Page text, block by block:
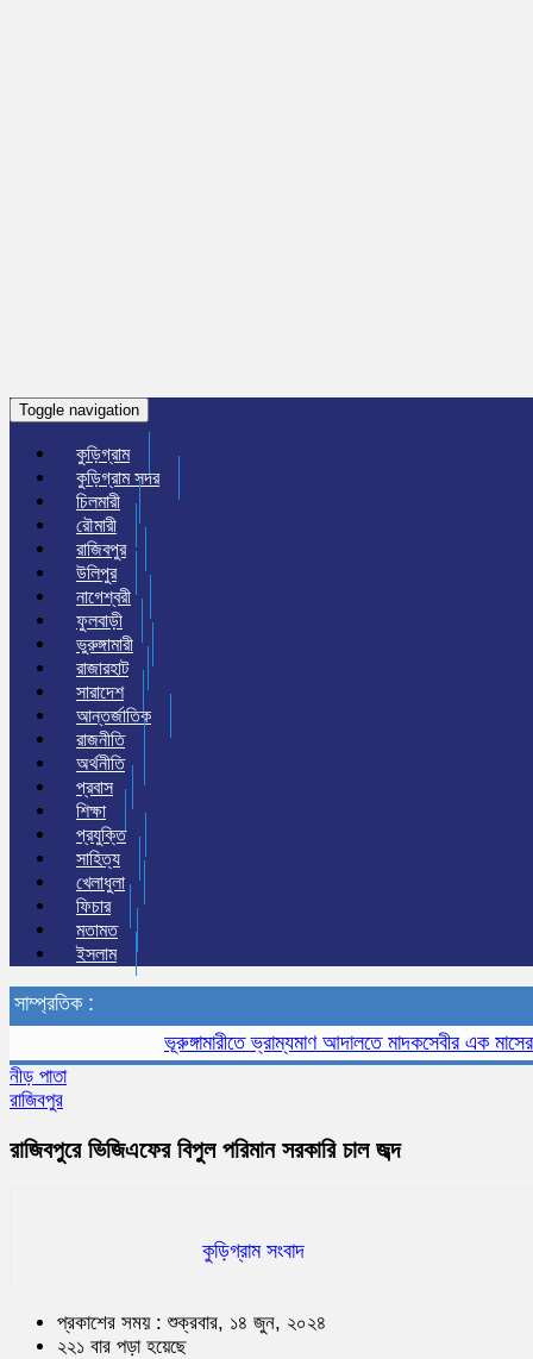
Toggle navigation
কুড়িগ্রাম
কুড়িগ্রাম সদর
চিলমারী
রৌমারী
রাজিবপুর
উলিপুর
নাগেশ্বরী
ফুলবাড়ী
ভুরুঙ্গামারী
রাজারহাট
সারাদেশ
আন্তর্জাতিক
রাজনীতি
অর্থনীতি
প্রবাস
শিক্ষা
প্রযুক্তি
সাহিত্য
খেলাধুলা
ফিচার
মতামত
ইসলাম
সাম্প্রতিক :
ভূরুঙ্গামারীতে ভ্রাম্যমাণ আদালতে মাদকসেবীর এক মাসের
নীড় পাতা
রাজিবপুর
রাজিবপুরে ভিজিএফের বিপুল পরিমান সরকারি চাল জব্দ
কুড়িগ্রাম সংবাদ
প্রকাশের সময় : শুক্রবার, ১৪ জুন, ২০২৪
২২১ বার পড়া হয়েছে